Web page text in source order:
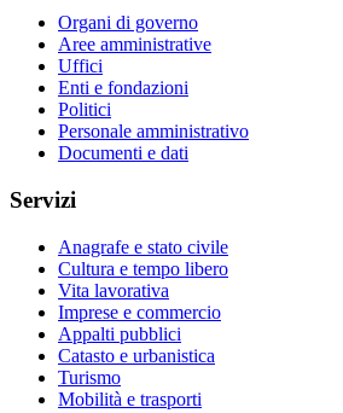
Organi di governo
Aree amministrative
Uffici
Enti e fondazioni
Politici
Personale amministrativo
Documenti e dati
Servizi
Anagrafe e stato civile
Cultura e tempo libero
Vita lavorativa
Imprese e commercio
Appalti pubblici
Catasto e urbanistica
Turismo
Mobilità e trasporti